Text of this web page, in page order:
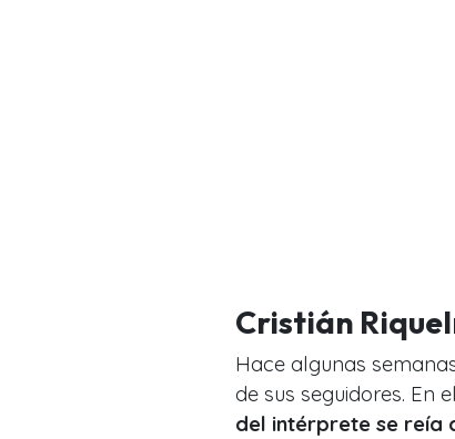
Cristián
Hace algunas
de sus seguidores. En
del intérprete se reía